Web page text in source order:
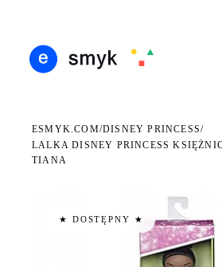
ESMYK.COM/DISNEY PRINCESS/
LALKA DISNEY PRINCESS
TIANA
★ DOSTĘPNY ★